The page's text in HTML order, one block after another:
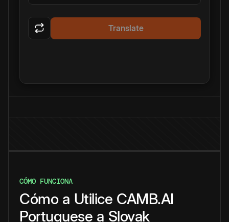
Translate
CÓMO FUNCIONA
Cómo a Utilice CAMB.AI
Portuguese a Slovak